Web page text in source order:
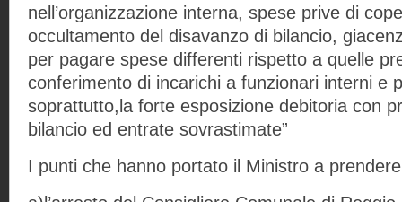
nell’organizzazione interna, spese prive di
occultamento del disavanzo di bilancio,
per pagare spese differenti rispetto a quelle
conferimento di incarichi a funzionari interni e
soprattutto,la forte esposizione debitoria con
bilancio ed entrate sovrastimate”
I punti che hanno portato il Ministro a